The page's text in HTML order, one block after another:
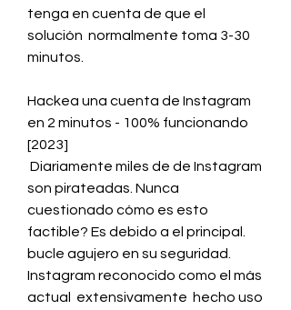
tenga en cuenta de que el
solución  normalmente toma 3-30
minutos.
Hackea una cuenta de Instagram
en 2 minutos - 100% funcionando
[2023]
son pirateadas. Nunca
cuestionado cómo es esto
factible? Es debido a el principal.
bucle agujero en su seguridad.
Instagram reconocido como el más
actual  extensivamente  hecho uso